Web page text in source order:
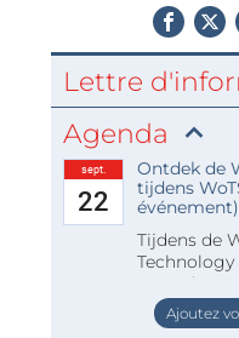
Lettre
Agenda
sept.
22
Ontdek de
tijdens
événement)
Tijdens de
Technology
staat de
Ajoutez